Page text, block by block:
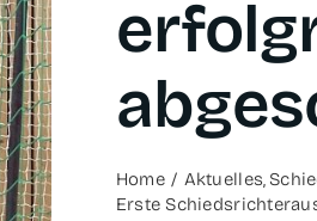
Home Aktu­el­les
Ers­te